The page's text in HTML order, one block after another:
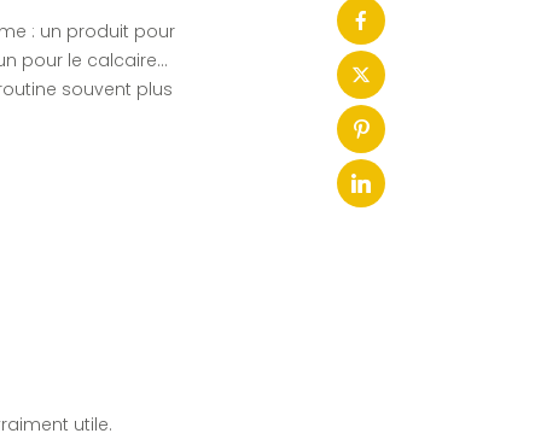
: un produit pour
pour le calcaire…
souvent plus
utile.